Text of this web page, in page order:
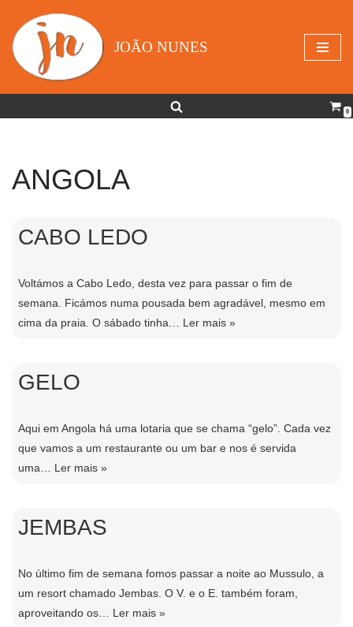
Avançar
para
JOÃO NUNES
0
ANGOLA
CABO LEDO
Voltámos a Cabo Ledo, desta vez para passar o fim de
semana. Ficámos numa pousada bem agradável, mesmo em
cima da praia. O sábado tinha… Ler mais »
GELO
Aqui em Angola há uma lotaria que se chama “gelo”. Cada vez
que vamos a um restaurante ou um bar e nos é servida
uma… Ler mais »
JEMBAS
No último fim de semana fomos passar a noite ao Mussulo, a
um resort chamado Jembas. O V. e o E. também foram,
aproveitando os… Ler mais »